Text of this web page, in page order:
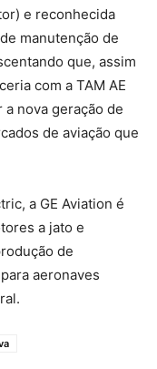
e reconhecida
manutenção de
que, assim
com a TAM AE
nova geração de
de aviação que
a GE Aviation é
a jato e
de
aeronaves